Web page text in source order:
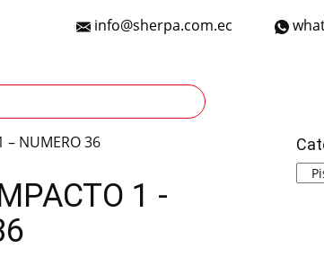
info@sherpa.com.ec
– NUMERO 36
1 -